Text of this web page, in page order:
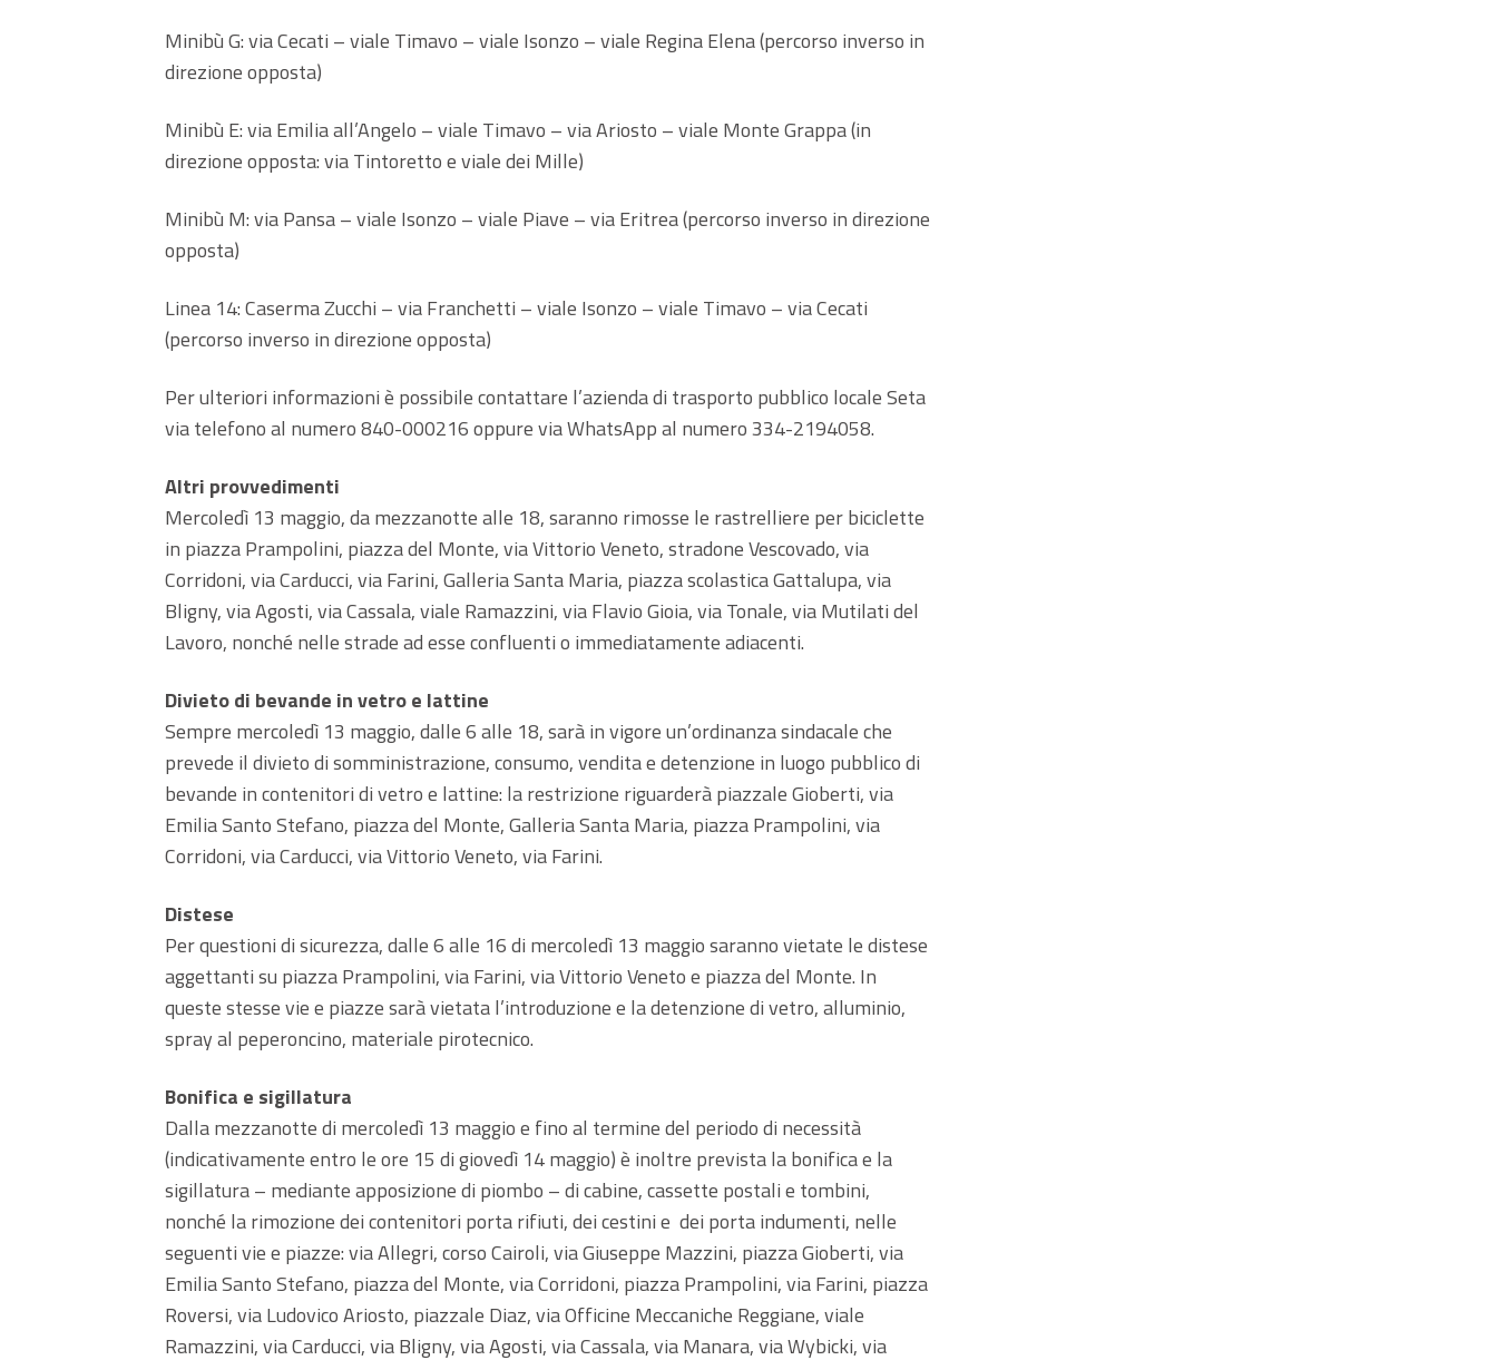
Minibù G: via Cecati – viale Timavo – viale Isonzo – viale Regina Elena (percorso inverso in
direzione opposta)
Minibù E: via Emilia all’Angelo – viale Timavo – via Ariosto – viale Monte Grappa (in
direzione opposta: via Tintoretto e viale dei Mille)
Minibù M: via Pansa – viale Isonzo – viale Piave – via Eritrea (percorso inverso in direzione
opposta)
Linea 14: Caserma Zucchi – via Franchetti – viale Isonzo – viale Timavo – via Cecati
(percorso inverso in direzione opposta)
Per ulteriori informazioni è possibile contattare l’azienda di trasporto pubblico locale Seta
via telefono al numero 840-000216 oppure via WhatsApp al numero 334-2194058.
Altri provvedimenti
Mercoledì 13 maggio, da mezzanotte alle 18, saranno rimosse le rastrelliere per biciclette
in piazza Prampolini, piazza del Monte, via Vittorio Veneto, stradone Vescovado, via
Corridoni, via Carducci, via Farini, Galleria Santa Maria, piazza scolastica Gattalupa, via
Bligny, via Agosti, via Cassala, viale Ramazzini, via Flavio Gioia, via Tonale, via Mutilati del
Lavoro, nonché nelle strade ad esse confluenti o immediatamente adiacenti.
Divieto di bevande in vetro e lattine
Sempre mercoledì 13 maggio, dalle 6 alle 18, sarà in vigore un’ordinanza sindacale che
prevede il divieto di somministrazione, consumo, vendita e detenzione in luogo pubblico di
bevande in contenitori di vetro e lattine: la restrizione riguarderà piazzale Gioberti, via
Emilia Santo Stefano, piazza del Monte, Galleria Santa Maria, piazza Prampolini, via
Corridoni, via Carducci, via Vittorio Veneto, via Farini.
Distese
Per questioni di sicurezza, dalle 6 alle 16 di mercoledì 13 maggio saranno vietate le distese
aggettanti su piazza Prampolini, via Farini, via Vittorio Veneto e piazza del Monte. In
queste stesse vie e piazze sarà vietata l’introduzione e la detenzione di vetro, alluminio,
spray al peperoncino, materiale pirotecnico.
Bonifica e sigillatura
Dalla mezzanotte di mercoledì 13 maggio e fino al termine del periodo di necessità
(indicativamente entro le ore 15 di giovedì 14 maggio) è inoltre prevista la bonifica e la
sigillatura – mediante apposizione di piombo – di cabine, cassette postali e tombini,
nonché la rimozione dei contenitori porta rifiuti, dei cestini e dei porta indumenti, nelle
seguenti vie e piazze: via Allegri, corso Cairoli, via Giuseppe Mazzini, piazza Gioberti, via
Emilia Santo Stefano, piazza del Monte, via Corridoni, piazza Prampolini, via Farini, piazza
Roversi, via Ludovico Ariosto, piazzale Diaz, via Officine Meccaniche Reggiane, viale
Ramazzini, via Carducci, via Bligny, via Agosti, via Cassala, via Manara, via Wybicki, via